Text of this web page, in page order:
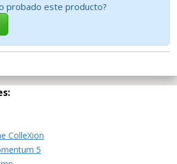
probado este producto?
ColleXion
5